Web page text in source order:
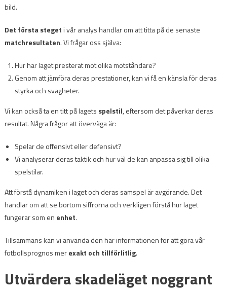
bild.
Det första stegeti vår analys handlar om att titta på de senaste
matchresultaten. Vi frågar oss själva:
Hur har laget presterat mot olika motståndare?
Genom att jämföra deras prestationer, kan vi få en känsla för deras
styrka och svagheter.
Vi kan också ta en titt på lagets spelstil, eftersom det påverkar deras
resultat. Några frågor att överväga är:
Spelar de offensivt eller defensivt?
Vi analyserar deras taktik och hur väl de kan anpassa sig till olika
spelstilar.
Att förstå dynamiken i laget och deras samspel är avgörande. Det
handlar om att se bortom siffrorna och verkligen förstå hur laget
fungerar som en enhet.
Tillsammans kan vi använda den här informationen för att göra vår
fotbollsprognos merexakt och tillförlitlig.
Utvärdera skadeläget noggrant